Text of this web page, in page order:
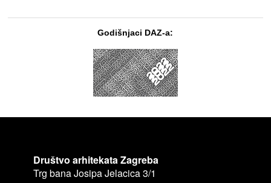
Godišnjaci DAZ-a:
Društvo arhitekata Zagreba
Trg bana Josipa Jelacica 3/1